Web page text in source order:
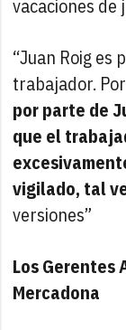
vacaciones de
“Juan Roig es
trabajador.
por parte de
que el
vigilado, tal
versiones”
Los Gerentes
Mercadona